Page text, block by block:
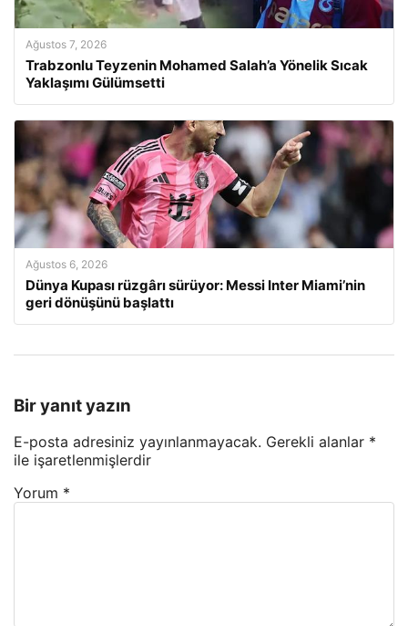
Ağustos 7, 2026
Trabzonlu Teyzenin Mohamed Salah’a Yönelik Sıcak
Yaklaşımı Gülümsetti
Ağustos 6, 2026
Dünya Kupası rüzgârı sürüyor: Messi Inter Miami’nin
geri dönüşünü başlattı
Bir yanıt yazın
E-posta adresiniz yayınlanmayacak. Gerekli alanlar *
ile işaretlenmişlerdir
Yorum *